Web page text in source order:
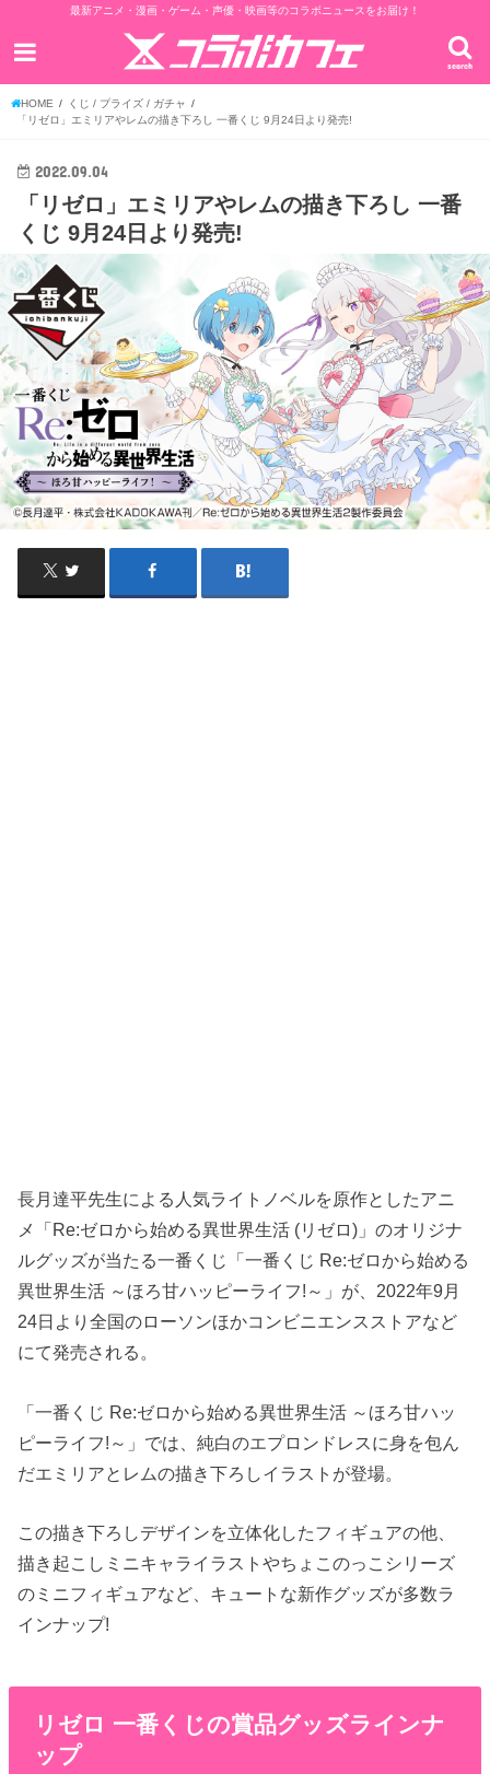
最新アニメ・漫画・ゲーム・声優・映画等のコラボニュースをお届け！
search
HOME
くじ / プライズ / ガチャ
「リゼロ」エミリアやレムの描き下ろし 一番くじ 9月24日より発売!
2022.09.04
「リゼロ」エミリアやレムの描き下ろし 一番
くじ 9月24日より発売!
長月達平先生による人気ライトノベルを原作としたアニ
メ「Re:ゼロから始める異世界生活 (リゼロ)」のオリジナ
ルグッズが当たる一番くじ「一番くじ Re:ゼロから始める
異世界生活 ～ほろ甘ハッピーライフ!～」が、2022年9月
24日より全国のローソンほかコンビニエンスストアなど
にて発売される。
「一番くじ Re:ゼロから始める異世界生活 ～ほろ甘ハッ
ピーライフ!～」では、純白のエプロンドレスに身を包ん
だエミリアとレムの描き下ろしイラストが登場。
この描き下ろしデザインを立体化したフィギュアの他、
描き起こしミニキャライラストやちょこのっこシリーズ
のミニフィギュアなど、キュートな新作グッズが多数ラ
インナップ!
リゼロ 一番くじの賞品グッズラインナ
ップ